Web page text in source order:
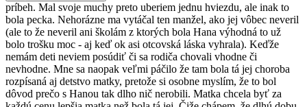
príbeh. Mal svoje muchy preto uberiem jednu hviezdu, ale inak to
bola pecka. Nehorázne ma vytáčal ten manžel, ako jej vôbec neveril
(ale to že neveril ani školám z ktorých bola Hana výhodná to už
bolo trošku moc - aj keď ok asi otcovská láska vyhrala). Keďže
nemám deti neviem posúdiť či sa rodiča chovali vhodne či
nevhodne. Mne sa naopak veľmi páčilo že tam bola tá jej choroba
rozpísaná aj detstvo matky, pretože si osobne myslím, že to bol
dôvod prečo s Hanou tak dlho nič nerobili. Matka chcela byť za